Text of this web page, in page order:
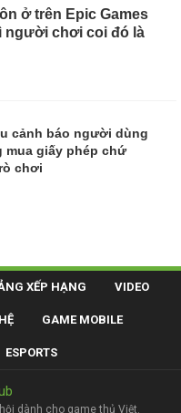
ở trên Epic Games
người chơi coi đó là
cảnh báo người dùng
mua giấy phép chứ
chơi
XẾP HẠNG VIDEO
GAME MOBILE
ESPORTS
dành cho game thủ Việt.